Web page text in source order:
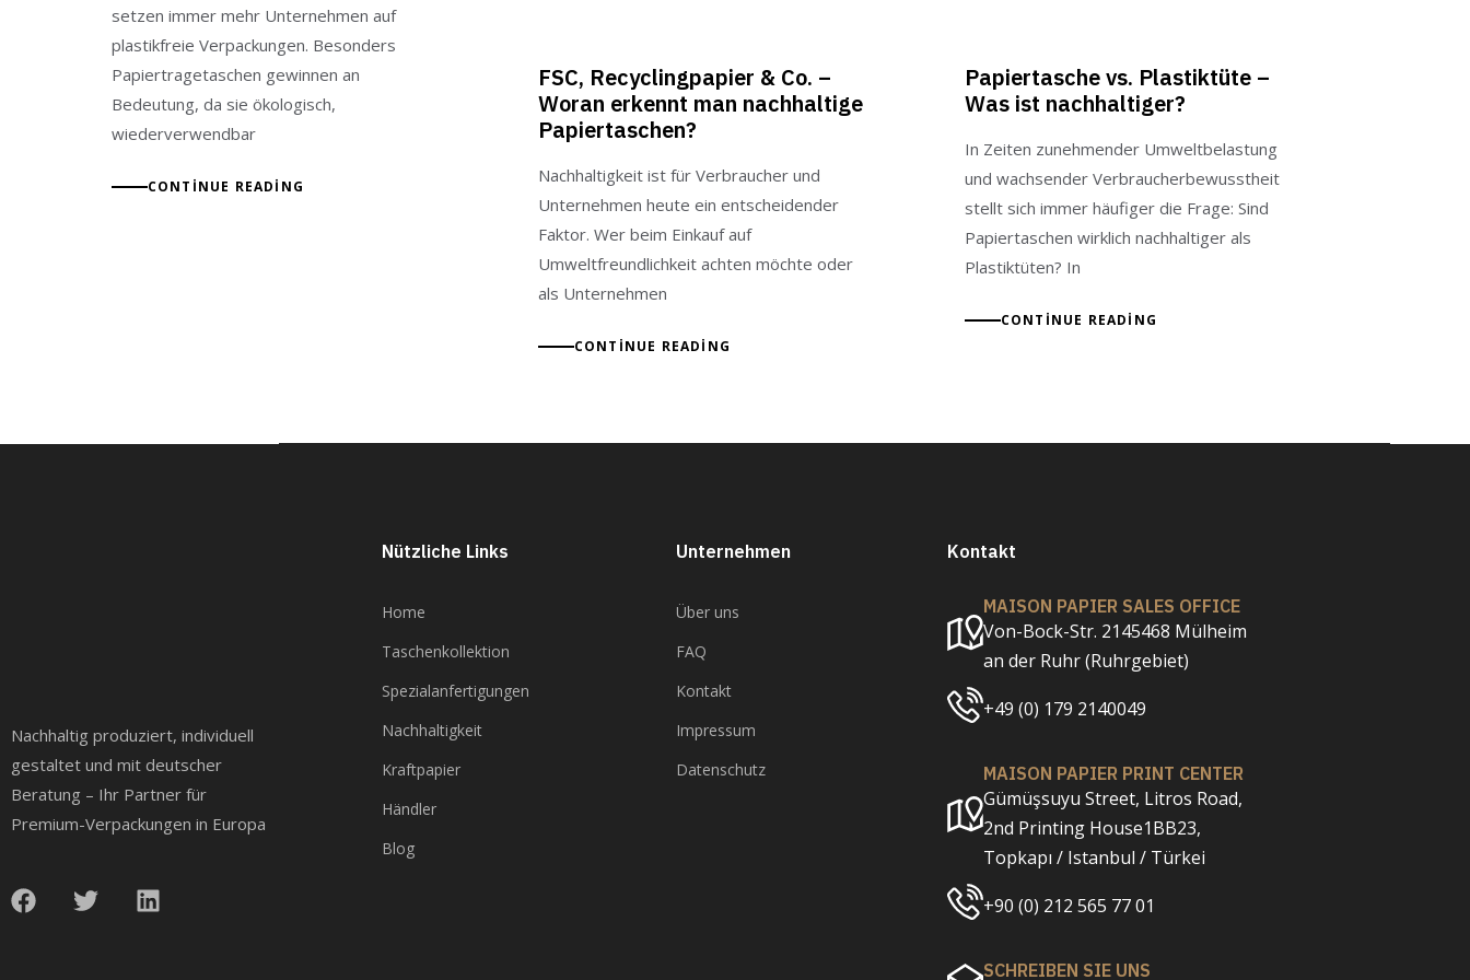
setzen immer mehr Unternehmen auf
plastikfreie Verpackungen. Besonders
Papiertragetaschen gewinnen an
Bedeutung, da sie ökologisch,
wiederverwendbar
CONTINUE READING
FSC, Recyclingpapier & Co. –
Woran erkennt man nachhaltige
Papiertaschen?
Nachhaltigkeit ist für Verbraucher und
Unternehmen heute ein entscheidender
Faktor. Wer beim Einkauf auf
Umweltfreundlichkeit achten möchte oder
als Unternehmen
CONTINUE READING
Papiertasche vs. Plastiktüte –
Was ist nachhaltiger?
In Zeiten zunehmender Umweltbelastung
und wachsender Verbraucherbewusstheit
stellt sich immer häufiger die Frage: Sind
Papiertaschen wirklich nachhaltiger als
Plastiktüten? In
CONTINUE READING
Nachhaltig produziert, individuell
gestaltet und mit deutscher
Beratung – Ihr Partner für
Premium-Verpackungen in Europa
Nützliche Links
Home
Taschenkollektion
Spezialanfertigungen
Nachhaltigkeit
Kraftpapier
Händler
Blog
Unternehmen
Über uns
FAQ
Kontakt
Impressum
Datenschutz
Kontakt
MAISON PAPIER SALES OFFICE
Von-Bock-Str. 2145468 Mülheim
an der Ruhr (Ruhrgebiet)
+49 (0) 179 2140049
MAISON PAPIER PRINT CENTER
Gümüşsuyu Street, Litros Road,
2nd Printing House1BB23,
Topkapı / Istanbul / Türkei
+90 (0) 212 565 77 01
SCHREIBEN SIE UNS